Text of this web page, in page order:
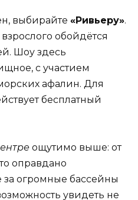
выбирайте «Ривьеру».
обойдётся
Шоу здесь
с участием
афалин. Для
бесплатный
ощутимо выше: от
оправдано
за огромные бассейны
увидеть не